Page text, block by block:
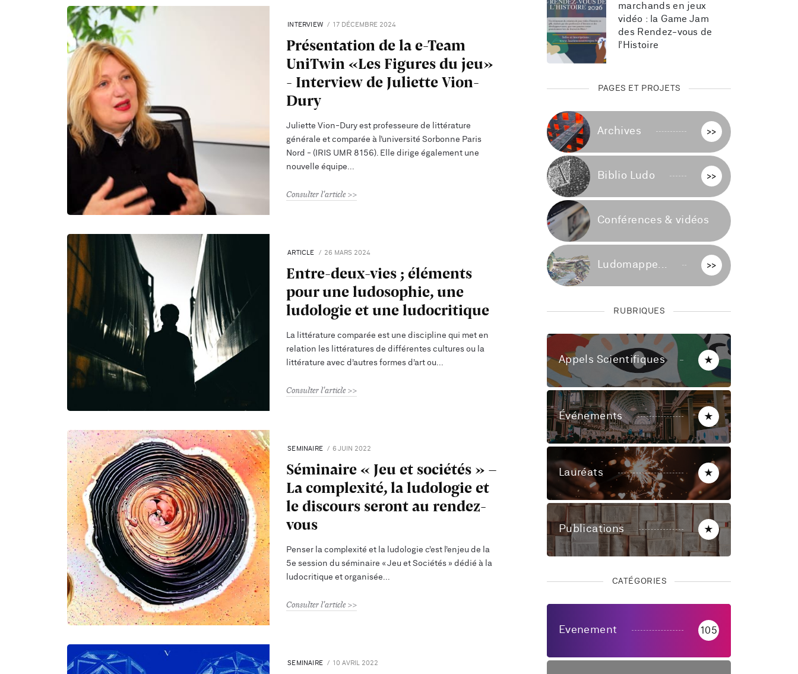
INTERVIEW 17 DÉCEMBRE 2024
Présentation de la e-Team
UniTwin «Les Figures du jeu»
- Interview de Juliette Vion-
Dury
Juliette Vion-Dury est professeure de littérature
générale et comparée à l’université Sorbonne Paris
Nord - (IRIS UMR 8156). Elle dirige également une
nouvelle équipe
Consulter l'article
ARTICLE 26 MARS 2024
Entre-deux-vies ; éléments
pour une ludosophie, une
ludologie et une ludocritique
La littérature comparée est une discipline qui met en
relation les littératures de différentes cultures ou la
littérature avec d’autres formes d’art ou
Consulter l'article
SEMINAIRE 6 JUIN 2022
Séminaire « Jeu et sociétés » -
La complexité, la ludologie et
le discours seront au rendez-
vous
Penser la complexité et la ludologie c’est l’enjeu de la
5e session du séminaire « Jeu et Sociétés » dédié à la
ludocritique et organisée
Consulter l'article
SEMINAIRE 10 AVRIL 2022
marchands en jeux
vidéo : la Game Jam
des Rendez-vous de
l’Histoire
PAGES ET PROJETS
Archives >>
Biblio Ludo >>
Conférences & vidéos
Ludomappe... >>
RUBRIQUES
Appels Scientifiques ★
Événements ★
Lauréats ★
Publications ★
CATÉGORIES
Evenement 105